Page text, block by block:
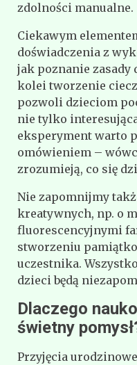
zdolności manualne.
Ciekawym
doświadczenia z
jak poznanie zasady
kolei tworzenie
pozwoli dzieciom
nie tylko
eksperyment warto
omówieniem –
zrozumieją, co się
Nie zapomnijmy
kreatywnych, np. o
fluorescencyjnymi
stworzeniu
uczestnika.
dzieci będą
Dlaczego
świetny
Przyjęcia